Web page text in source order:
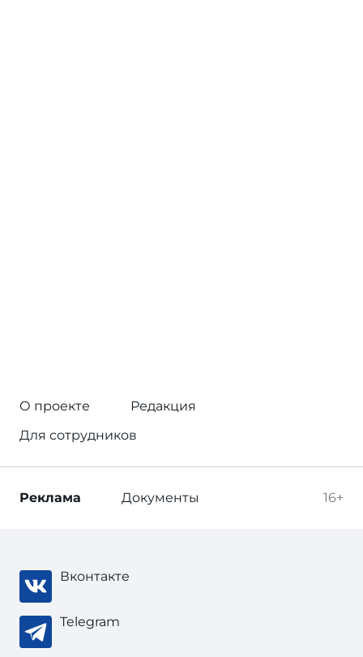
О проекте
Редакция
Для сотрудников
16+
Реклама Документы
Вконтакте
Telegram